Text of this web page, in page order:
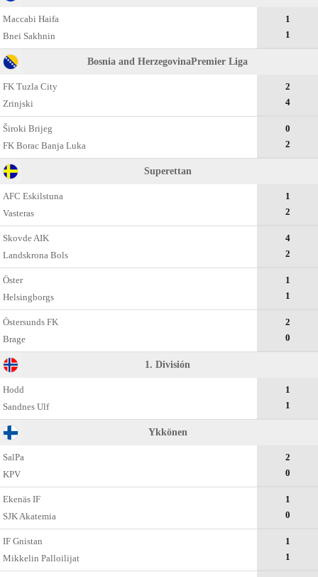
Maccabi Haifa
Bnei Sakhnin
1
1
Bosnia and HerzegovinaPremier Liga
FK Tuzla City
Zrinjski
2
4
Široki Brijeg
FK Borac Banja Luka
0
2
Superettan
AFC Eskilstuna
Vasteras
1
2
Skovde AIK
Landskrona Bols
4
2
Öster
Helsingborgs
1
1
Östersunds FK
Brage
2
0
1. División
Hodd
Sandnes Ulf
1
1
Ykkönen
SalPa
KPV
2
0
Ekenäs IF
SJK Akatemia
1
0
IF Gnistan
Mikkelin Palloilijat
1
1